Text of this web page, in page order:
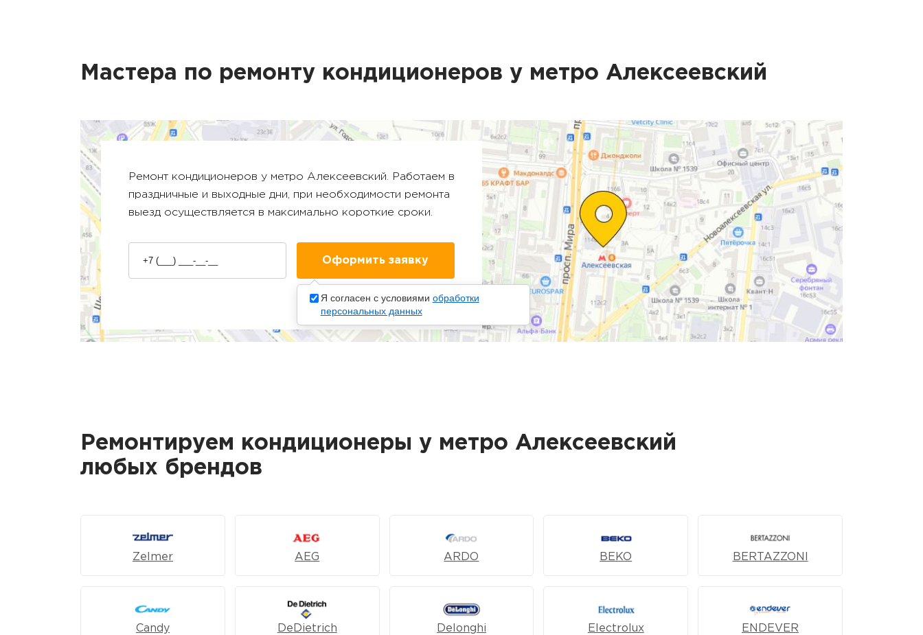
Мастера по ремонту кондиционеров у метро Алексеевский
Ремонт кондиционеров у метро Алексеевский. Работаем в
праздничные и выходные дни, при необходимости ремонта
выезд осуществляется в максимально короткие сроки.
Ремонтируем кондиционеры у метро Алексеевский
любых брендов
Zelmer AEG ARDO BEKO BERTAZZONI
Candy DeDietrich Delonghi Electrolux ENDEVER
Я согласен с условиями обработки
персональных данных